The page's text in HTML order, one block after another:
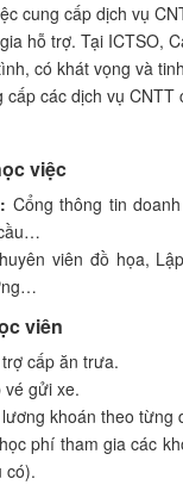
cung cấp dịch vụ
hỗ trợ. Tại ICTSO,
có khát vọng và
cấp các dịch vụ CNTT
việc
Cổng thông tin
viên đồ họa,
viên
cấp ăn trưa.
gửi xe.
khoán theo từng
phí tham gia các
có).